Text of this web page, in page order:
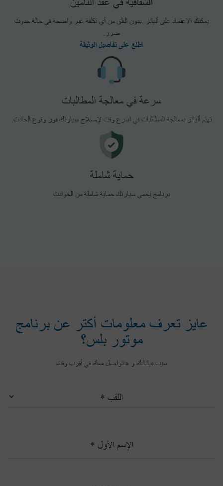
الشفافية في عقد التأمين
يمكنك الاعتماد على أليانز بدون القلق من أي تكلفة غير واضحة في حالة حدوث
ضرر.
اطلع على تفاصيل الوثيقة
سرعة في معالجة المطالبات
تهتم أليانز بمعالجة المطالبات في اسرع وقت لإصلاح سيارتك فور وقوع الحادث.
حماية شاملة
برنامج يحمي سيارتك حماية شاملة من الحوادث
عايز تعرف معلومات أكتر عن برنامج
موتور بلس؟
سيب بياناتك و هنتواصل معك في أقرب وقت
اللقب *
الإسم الأول *